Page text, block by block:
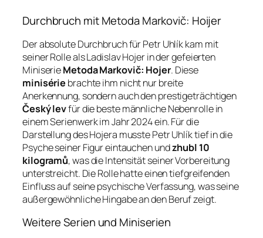
Durchbruch mit Metoda Markovič: Hoijer
Der absolute Durchbruch für Petr Uhlík kam mit
seiner Rolle als Ladislav Hojer in der gefeierten
MiniserieMetoda Markovič: Hojer. Diese
minisérie brachte ihm nicht nur breite
Anerkennung, sondern auch den prestigeträchtigen
Český levfür die beste männliche Nebenrolle in
einem Serienwerk im Jahr 2024 ein. Für die
Darstellung des Hojera musste Petr Uhlík tief in die
Psyche seiner Figur eintauchen undzhubl 10
kilogramů, was die Intensität seiner Vorbereitung
unterstreicht. Die Rolle hatte einen tiefgreifenden
Einfluss auf seine psychische Verfassung, was seine
außergewöhnliche Hingabe an den Beruf zeigt.
Weitere Serien und Miniserien